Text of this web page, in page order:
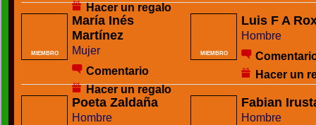
Hacer un regalo
MIEMBRO
María Inés
Martínez
Mujer
Comentario
Hacer un regalo
MIEMBRO
Luis F A
Hombre
Hacer un
Poeta Zaldaña
Hombre
Fabian
Hombre